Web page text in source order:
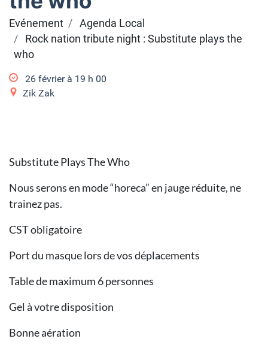
Evénement
Agenda Local
Rock nation tribute night : Substitute plays the
who
26 février à 19 h 00
Zik Zak
Substitute Plays The Who
Nous serons en mode “horeca” en jauge réduite, ne
trainez pas.
CST obligatoire
Port du masque lors de vos déplacements
Table de maximum 6 personnes
Gel à votre disposition
Bonne aération